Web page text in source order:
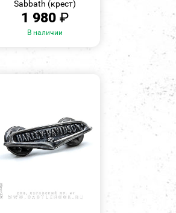
Sabbath (крест)
1 980₽
В наличии